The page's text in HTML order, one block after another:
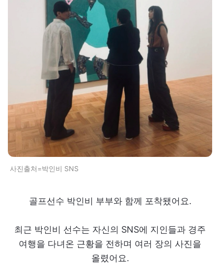
사진출처=박인비 SNS
골프선수 박인비 부부와 함께 포착됐어요.
최근 박인비 선수는 자신의 SNS에 지인들과 경주
여행을 다녀온 근황을 전하며 여러 장의 사진을
올렸어요.